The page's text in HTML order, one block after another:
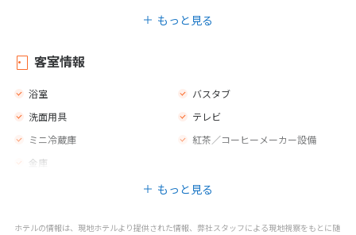
新聞
プールサイドのスナックバー
マッサージ
スパトリートメント
スパセンター
もっと見る
客室情報
浴室
バスタブ
洗面用具
テレビ
ミニ冷蔵庫
紅茶／コーヒーメーカー設備
金庫
もっと見る
ホテルの情報は、現地ホテルより提供された情報、弊社スタッフによる現地視察をもとに随